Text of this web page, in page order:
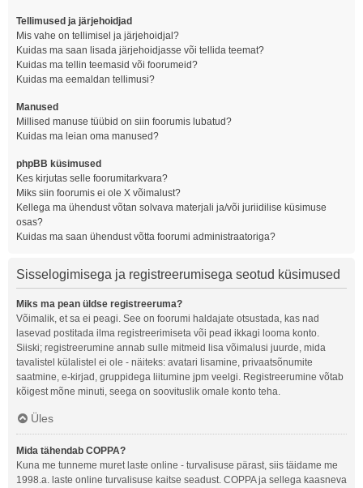
Tellimused ja järjehoidjad
Mis vahe on tellimisel ja järjehoidjal?
Kuidas ma saan lisada järjehoidjasse või tellida teemat?
Kuidas ma tellin teemasid või foorumeid?
Kuidas ma eemaldan tellimusi?
Manused
Millised manuse tüübid on siin foorumis lubatud?
Kuidas ma leian oma manused?
phpBB küsimused
Kes kirjutas selle foorumitarkvara?
Miks siin foorumis ei ole X võimalust?
Kellega ma ühendust võtan solvava materjali ja/või juriidilise küsimuse
osas?
Kuidas ma saan ühendust võtta foorumi administraatoriga?
Sisselogimisega ja registreerumisega seotud küsimused
Miks ma pean üldse registreeruma?
Võimalik, et sa ei peagi. See on foorumi haldajate otsustada, kas nad
lasevad postitada ilma registreerimiseta või pead ikkagi looma konto.
Siiski; registreerumine annab sulle mitmeid lisa võimalusi juurde, mida
tavalistel külalistel ei ole - näiteks: avatari lisamine, privaatsõnumite
saatmine, e-kirjad, gruppidega liitumine jpm veelgi. Registreerumine võtab
kõigest mõne minuti, seega on soovituslik omale konto teha.
Üles
Mida tähendab COPPA?
Kuna me tunneme muret laste online - turvalisuse pärast, siis täidame me
1998.a. laste online turvalisuse kaitse seadust. COPPA ja sellega kaasneva